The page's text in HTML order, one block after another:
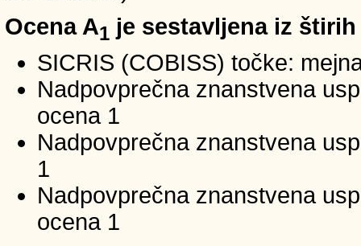
Ocena A1 je sestavljena iz
SICRIS (COBISS) točke:
Nadpovprečna znanstvena
ocena 1
Nadpovprečna znanstvena
1
Nadpovprečna znanstvena
ocena 1